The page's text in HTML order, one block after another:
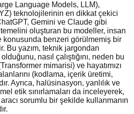
Language Models, LLM),
teknolojilerinin en dikkat çekici
Gemini ve Claude gibi
oluşturan bu modeller, insan
konusunda benzeri görülmemiş bir
Bu yazım, teknik jargondan
nasıl çalıştığını, neden bu
mimarisi) ve hayatımızı
(kodlama, içerik üretimi,
Ayrıca, halüsinasyon, yanlılık ve
etik sınırlamaları da inceleyerek,
sorumlu bir şekilde kullanmanın